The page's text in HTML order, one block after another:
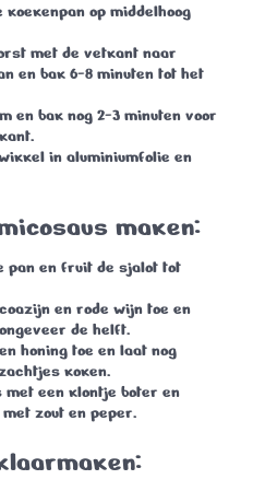
op middelhoog
met de vetkant naar
en bak 6-8 minuten tot het
en bak nog 2-3 minuten voor
in aluminiumfolie en
maken:
pan en fruit de sjalot tot
en rode wijn toe en
de helft.
honing toe en laat nog
koken.
met een klontje boter en
zout en peper.